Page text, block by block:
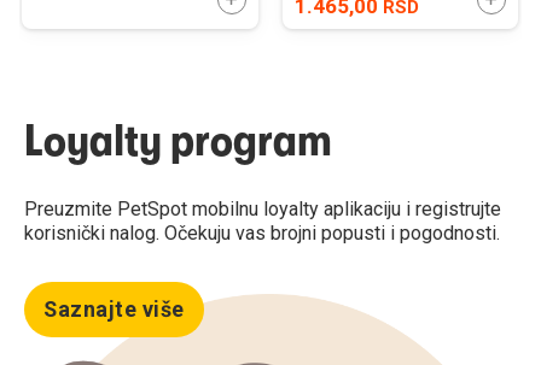
1.465,00 RSD
Loyalty program
Preuzmite PetSpot mobilnu loyalty aplikaciju i registrujte
korisnički nalog. Očekuju vas brojni popusti i pogodnosti.
Saznajte više